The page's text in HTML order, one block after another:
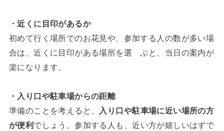
・近くに目印があるか
初めて行く場所でのお花見や、参加する人の数が多い場
合は、近くに目印がある場所を選 ぶと、当日の案内が
楽になります。
・入り口や駐車場からの距離
準備のことを考えると、
入り口や駐車場に近い場所の方
が便利 でしょう。参加する人も、近い方が嬉しいはずで